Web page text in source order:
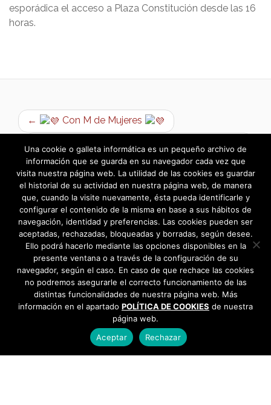
esporádica el acceso a Plaza Constitución desde las 16
horas.
←
Con M de Mujeres
Mujer y autoestima: Yoga de la risa →
Una cookie o galleta informática es un pequeño archivo de
información que se guarda en su navegador cada vez que
visita nuestra página web. La utilidad de las cookies es guardar
el historial de su actividad en nuestra página web, de manera
que, cuando la visite nuevamente, ésta pueda identificarle y
configurar el contenido de la misma en base a sus hábitos de
navegación, identidad y preferencias. Las cookies pueden ser
aceptadas, rechazadas, bloqueadas y borradas, según desee.
Ello podrá hacerlo mediante las opciones disponibles en la
presente ventana o a través de la configuración de su
navegador, según el caso. En caso de que rechace las cookies
no podremos asegurarle el correcto funcionamiento de las
distintas funcionalidades de nuestra página web. Más
información en el apartado POLÍTICA DE COOKIES de nuestra
página web.
Aceptar
Rechazar